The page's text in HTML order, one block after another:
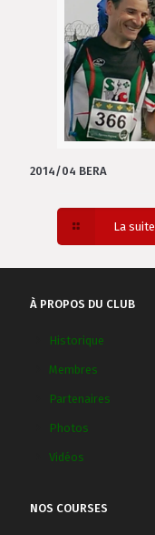
2014/04 BERA
La suite
À PROPOS DU CLUB
Historique
Membres
Partenaires
Photos
Vidéos
NOS COURSES